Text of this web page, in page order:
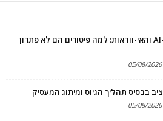
שימור עובדים בעידן ה-AI והאי-וודאות: למה פיטורים הם לא פתרון
05/08/2026
05/08/2026